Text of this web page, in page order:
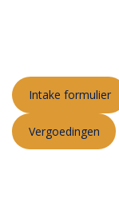
Intake formulier
Vergoedingen